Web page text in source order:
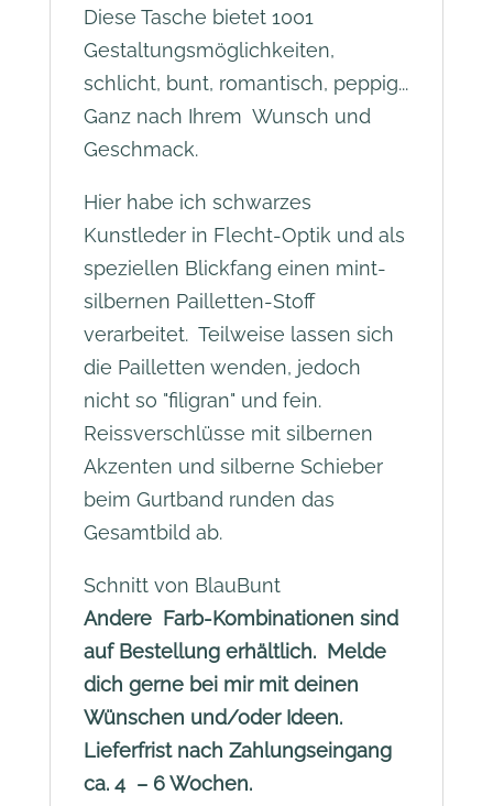
Diese Tasche bietet 1001
Gestaltungsmöglichkeiten,
schlicht, bunt, romantisch, peppig...
Ganz nach Ihrem Wunsch und
Geschmack.
Hier habe ich schwarzes
Kunstleder in Flecht-Optik und als
speziellen Blickfang einen mint-
silbernen Pailletten-Stoff
verarbeitet. Teilweise lassen sich
die Pailletten wenden, jedoch
nicht so "filigran" und fein.
Reissverschlüsse mit silbernen
Akzenten und silberne Schieber
beim Gurtband runden das
Gesamtbild ab.
Schnitt von BlauBunt
Andere Farb-Kombinationen sind
auf Bestellung erhältlich. Melde
dich gerne bei mir mit deinen
Wünschen und/oder Ideen.
Lieferfrist nach Zahlungseingang
ca. 4 – 6 Wochen.